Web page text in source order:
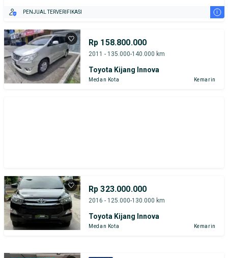
PENJUAL TERVERIFIKASI i
Rp 158.800.000
2011 - 135.000-140.000 km
Toyota Kijang Innova
Medan Kota Kemarin
Rp 323.000.000
2016 - 125.000-130.000 km
Toyota Kijang Innova
Medan Kota Kemarin